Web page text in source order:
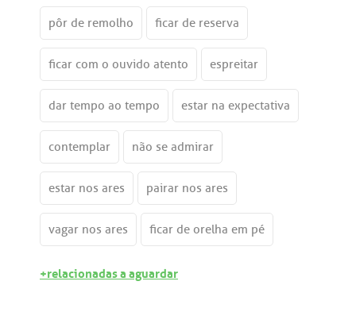
pôr de remolho ficar de reserva
ficar com o ouvido atento espreitar
dar tempo ao tempo estar na expectativa
contemplar não se admirar
estar nos ares pairar nos ares
vagar nos ares ficar de orelha em pé
+relacionadas a aguardar